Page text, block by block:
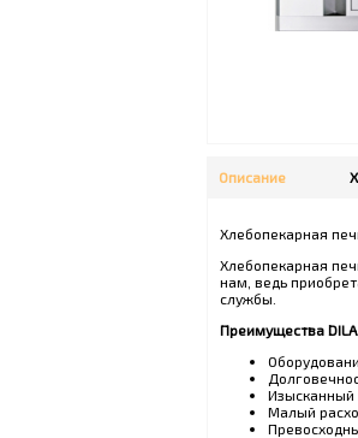
Описание
Хлебопекарная
Хлебопекарная
нам, ведь
службы.
Преимущества
Изысканный
Малый